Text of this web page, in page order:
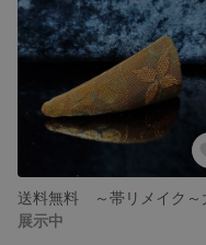
展示中